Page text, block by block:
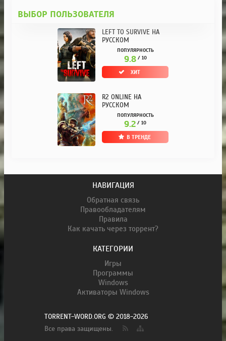
ВЫБОР ПОЛЬЗОВАТЕЛЯ
LEFT TO SURVIVE НА
РУССКОМ
ПОПУЛЯРНОСТЬ
9.8 / 10
ХИТ
R2 ONLINE НА
РУССКОМ
ПОПУЛЯРНОСТЬ
9.2 / 10
В ТРЕНДЕ
НАВИГАЦИЯ
Обратная связь
Правообладателям
Правила
Как качать через торрент?
КАТЕГОРИИ
Игры
Программы
Windows
Активаторы Windows
TORRENT-WORD.ORG © 2018-2026
Все права защищены.